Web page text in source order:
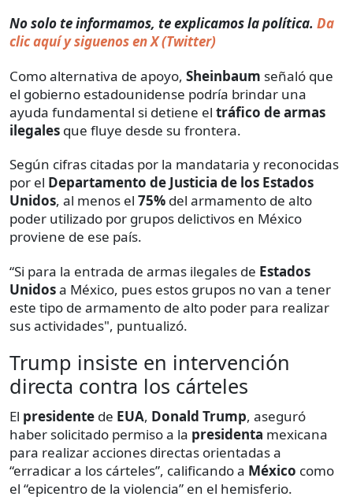
No solo te informamos, te explicamos la política. Da
clic aquí y siguenos en X (Twitter)
Como alternativa de apoyo, Sheinbaum señaló que
el gobierno estadounidense podría brindar una
ayuda fundamental si detiene el tráfico de armas
ilegales que fluye desde su frontera.
Según cifras citadas por la mandataria y reconocidas
por el Departamento de Justicia de los Estados
Unidos, al menos el 75% del armamento de alto
poder utilizado por grupos delictivos en México
proviene de ese país.
“Si para la entrada de armas ilegales de Estados
Unidosa México, pues estos grupos no van a tener
este tipo de armamento de alto poder para realizar
sus actividades", puntualizó.
Trump insiste en intervención
directa contra los cárteles
El presidente de EUA, Donald Trump, aseguró
haber solicitado permiso a la presidenta mexicana
para realizar acciones directas orientadas a
“erradicar a los cárteles”, calificando a México como
el “epicentro de la violencia” en el hemisferio.